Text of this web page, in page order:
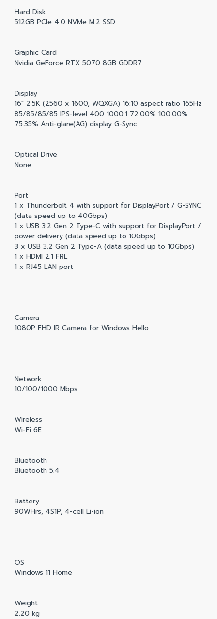
Hard Disk
512GB PCIe 4.0 NVMe M.2 SSD
Graphic Card
Nvidia GeForce RTX 5070 8GB GDDR7
Display
16" 2.5K (2560 x 1600, WQXGA) 16:10 aspect ratio 165Hz
85/85/85/85 IPS-level 400 1000:1 72.00% 100.00%
75.35% Anti-glare(AG) display G-Sync
Optical Drive
None
Port
1 x Thunderbolt 4 with support for DisplayPort / G-SYNC
(data speed up to 40Gbps)
1 x USB 3.2 Gen 2 Type-C with support for DisplayPort /
power delivery (data speed up to 10Gbps)
3 x USB 3.2 Gen 2 Type-A (data speed up to 10Gbps)
1 x HDMI 2.1 FRL
1 x RJ45 LAN port
Camera
1080P FHD IR Camera for Windows Hello
Network
10/100/1000 Mbps
Wireless
Wi-Fi 6E
Bluetooth
Bluetooth 5.4
Battery
90WHrs, 4S1P, 4-cell Li-ion
OS
Windows 11 Home
Weight
2.20 kg